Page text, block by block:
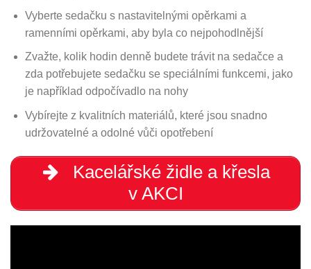
Vyberte sedačku s nastavitelnými opěrkami a
ramenními opěrkami, aby byla co nejpohodlnější
Zvažte, kolik hodin denně budete trávit na sedačce a
zda potřebujete sedačku se speciálními funkcemi, jako
je například odpočívadlo na nohy
Vybírejte z kvalitních materiálů, které jsou snadno
udržovatelné a odolné vůči opotřebení
Kacelářské židle a křesla
v AKCI